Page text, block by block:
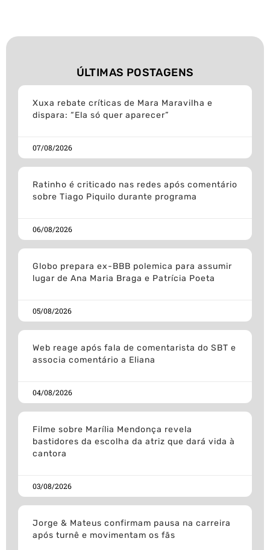
ÚLTIMAS POSTAGENS
Xuxa rebate críticas de Mara Maravilha e
dispara: “Ela só quer aparecer”
07/08/2026
Ratinho é criticado nas redes após comentário
sobre Tiago Piquilo durante programa
06/08/2026
Globo prepara ex-BBB polemica para assumir
lugar de Ana Maria Braga e Patrícia Poeta
05/08/2026
Web reage após fala de comentarista do SBT e
associa comentário a Eliana
04/08/2026
Filme sobre Marília Mendonça revela
bastidores da escolha da atriz que dará vida à
cantora
03/08/2026
Jorge & Mateus confirmam pausa na carreira
após turnê e movimentam os fãs